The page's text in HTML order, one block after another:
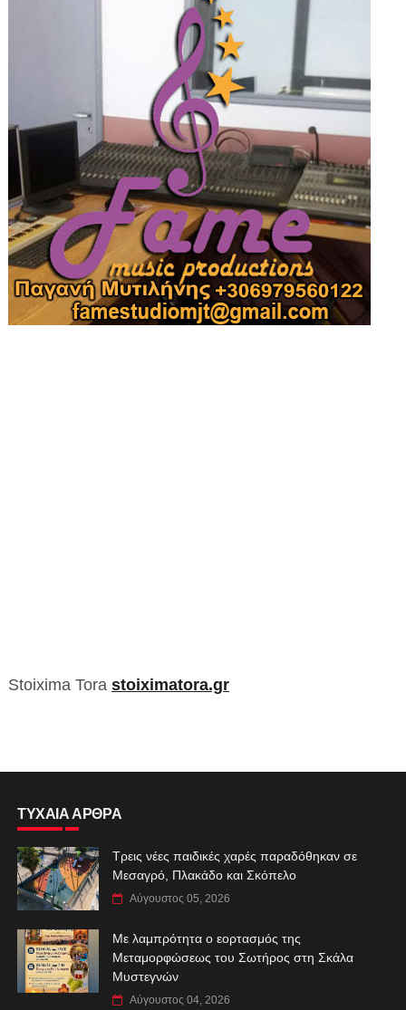
Stoixima Tora stoiximatora.gr
ΤΥΧΑΙΑ ΑΡΘΡΑ
Τρεις νέες παιδικές χαρές παραδόθηκαν σε
Μεσαγρό, Πλακάδο και Σκόπελο
Αύγουστος 05, 2026
Με λαμπρότητα ο εορτασμός της
Μεταμορφώσεως του Σωτήρος στη Σκάλα
Μυστεγνών
Αύγουστος 04, 2026